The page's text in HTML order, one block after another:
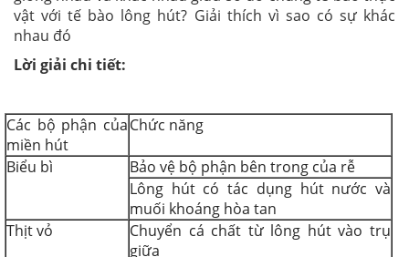
vật với tế bào lông hút? Giải thích vì sao có sự khác
nhau đó
Lời giải chi tiết:
Các bộ phận của
miền hút
Chức năng
Biểu bì
Bảo vệ bộ phận bên trong của rễ
Lông hút có tác dụng hút nước và
muối khoáng hòa tan
Thịt vỏ
Chuyển cá chất từ lông hút vào trụ
giữa